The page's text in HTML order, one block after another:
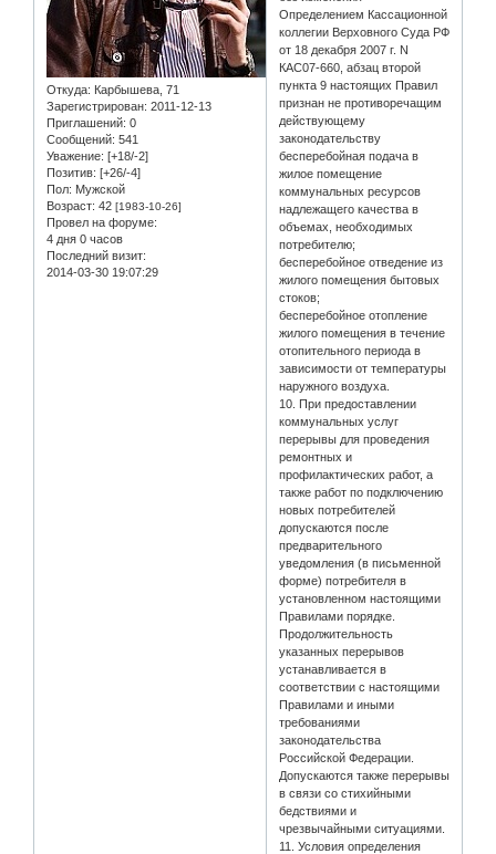
Откуда: Карбышева, 71
Зарегистрирован: 2011-12-13
Приглашений: 0
Сообщений: 541
Уважение: [+18/-2]
Позитив: [+26/-4]
Пол: Мужской
Возраст: 42 [1983-10-26]
Провел на форуме:
4 дня 0 часов
Последний визит:
2014-03-30 19:07:29
Определением Кассационной
коллегии Верховного Суда РФ
от 18 декабря 2007 г. N
КАС07-660, абзац второй
пункта 9 настоящих Правил
признан не противоречащим
действующему
законодательству
бесперебойная подача в
жилое помещение
коммунальных ресурсов
надлежащего качества в
объемах, необходимых
потребителю;
бесперебойное отведение из
жилого помещения бытовых
стоков;
бесперебойное отопление
жилого помещения в течение
отопительного периода в
зависимости от температуры
наружного воздуха.
10. При предоставлении
коммунальных услуг
перерывы для проведения
ремонтных и
профилактических работ, а
также работ по подключению
новых потребителей
допускаются после
предварительного
уведомления (в письменной
форме) потребителя в
установленном настоящими
Правилами порядке.
Продолжительность
указанных перерывов
устанавливается в
соответствии с настоящими
Правилами и иными
требованиями
законодательства
Российской Федерации.
Допускаются также перерывы
в связи со стихийными
бедствиями и
чрезвычайными ситуациями.
11. Условия определения